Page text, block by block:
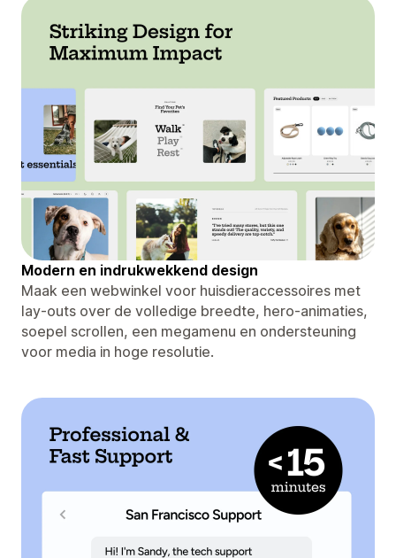
Modern en indrukwekkend design
Maak een webwinkel voor huisdieraccessoires met
lay-outs over de volledige breedte, hero-animaties,
soepel scrollen, een megamenu en ondersteuning
voor media in hoge resolutie.